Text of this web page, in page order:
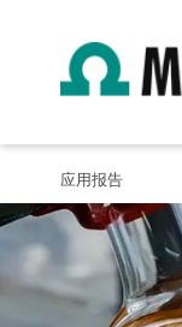
应用报告